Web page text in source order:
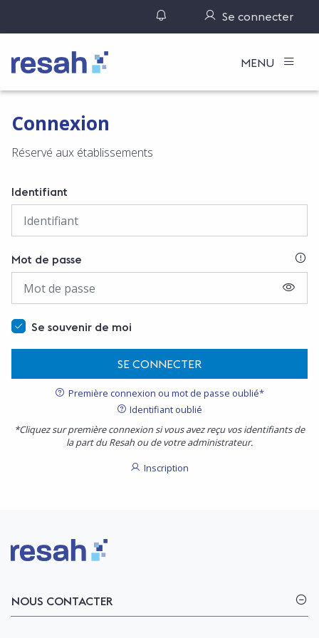
Gérer ses notifications
Se connecter
Logo Resah MENU
Connexion
Réservé aux établissements
Identifiant
Mot de passe
Se souvenir de moi
SE CONNECTER
Première connexion ou mot de passe oublié*
Identifiant oublié
*Cliquez sur première connexion si vous avez reçu vos identifiants de
la part du Resah ou de votre administrateur.
Inscription
Logo Resah
NOUS CONTACTER